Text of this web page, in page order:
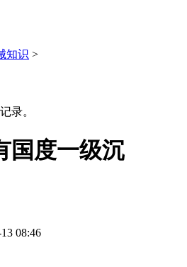
知识 >
录。
国度一级沉
08:46